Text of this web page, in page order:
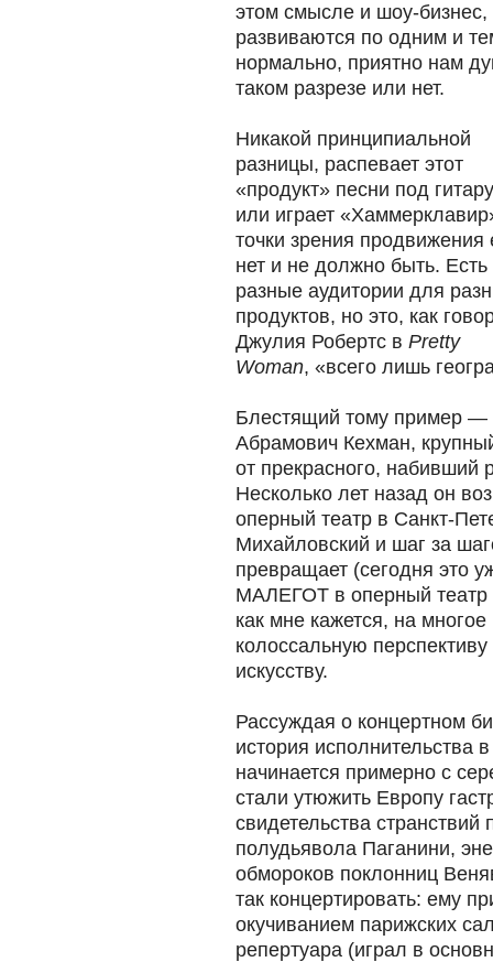
этом смысле и шоу-бизнес,
развиваются по одним и
нормально, приятно нам
таком разрезе или нет.
Никакой принципиальной
разницы, распевает этот
«продукт» песни под гитару
или играет
точки зрения продвижения
нет и не должно быть. Есть
разные аудитории для
продуктов, но это, как
Джулия Робертс в Pretty
Woman, «всего лишь
Блестящий тому пример
Абрамович Кехман,
от прекрасного, набивший
Несколько лет назад он
оперный театр в Санкт-
Михайловский и шаг за
превращает (сегодня это
МАЛЕГОТ в оперный театр
как мне кажется, на
колоссальную
искусству.
Рассуждая о концертном
история исполнительства
начинается примерно с
стали утюжить Европу
свидетельства
полудьявола Паганини,
обмороков поклонниц
так концертировать: ему
окучиванием парижских
репертуара (играл в